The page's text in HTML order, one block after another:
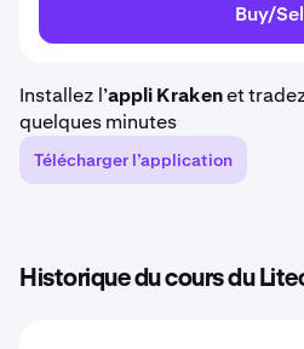
Buy/
Installez l’appli Krakenet
quelques minutes
Télécharger l’application
Historique du cours du